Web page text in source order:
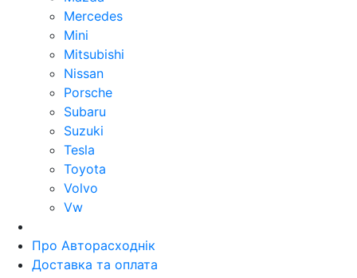
Mercedes
Mini
Mitsubishi
Nissan
Porsche
Subaru
Suzuki
Tesla
Toyota
Volvo
Vw
Про Авторасходнік
Доставка та оплата